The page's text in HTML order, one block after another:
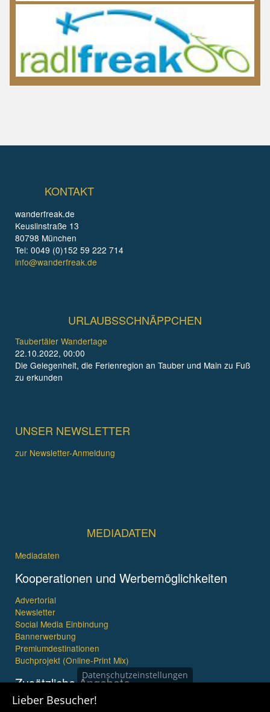
KONTAKT
wanderfreak.de
Keuslinstraße 13
80798 München
Tel: 0049 (0)152 59 222 714
info@wanderfreak.de
URLAUBSSCHNÄPPCHEN
Taubertäler Wandertage
22.10.2022, 00:00
Die Gelegenheit, die Ferienregion an Tauber und Main zu Fuß
zu erkunden
UNSER NEWSLETTER
zur Newsletter-Anmeldung
MEDIADATEN
Mediadaten
Kooperationen und Werbemöglichkeiten
Advertorial
Newsletter
Social Media Einbindung
Bannerwerbung
Premiumdestinationen
Buchprojekt (Online-Print Mix)
Zusätzliche Angebote
Imagefilme und mehr
Datenschutzeinstellungen
Lieber Besucher!